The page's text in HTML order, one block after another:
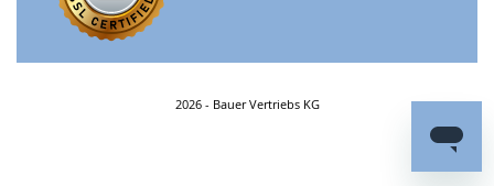
2026 - Bauer Vertriebs KG